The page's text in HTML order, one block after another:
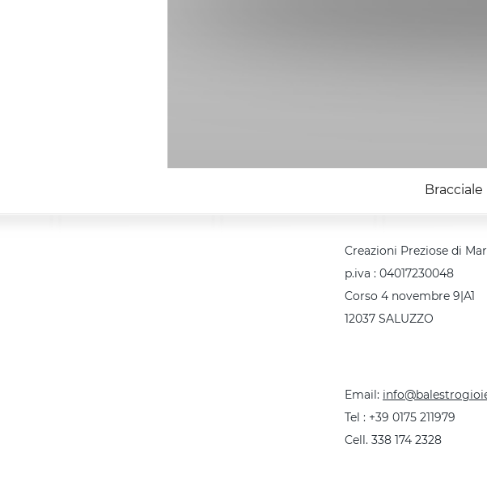
Creazioni Preziose di
p.iva : 04017230048
Corso 4 novembre 9|A1
12037 SALUZZO
Email:
Tel : +39 0175 211979
Cell. 338 174 2328